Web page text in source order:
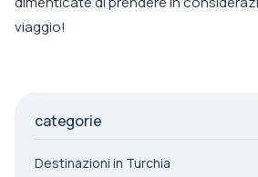
viaggio!
categorie
Destinazioni in Turchia